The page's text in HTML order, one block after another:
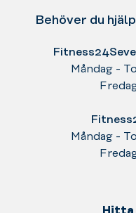
Behöver du
Måndag -
Måndag -